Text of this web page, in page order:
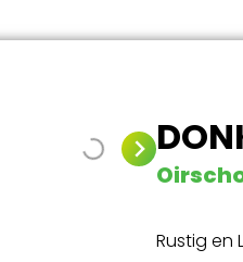
Rustig en